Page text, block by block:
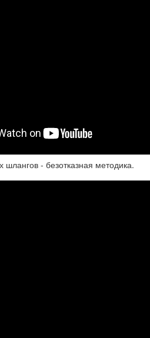
- безотказная методика.